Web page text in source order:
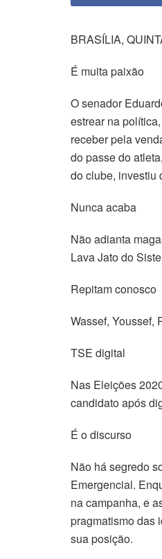
BRASÍLIA,
É muita paixão
O senador
estrear na
receber pela
do passe do
do clube, investiu
Nunca acaba
Não adianta
Lava Jato do
Repitam conosco
Wassef, Youssef,
TSE digital
Nas Eleições
candidato após
É o discurso
Não há segredo
Emergencial.
na campanha, e
pragmatismo das
sua posição.